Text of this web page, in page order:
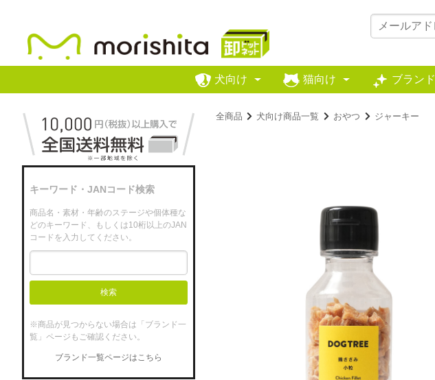
犬向け 猫向け ブランド
全商品 犬向け商品一覧 おやつ ジャーキー
キーワード・JANコード検索
商品名・素材・年齢のステージや個体種な
どのキーワード、もしくは10桁以上のJAN
コードを入力してください。
検索
※商品が見つからない場合は「ブランド一
覧」ページもご確認ください。
ブランド一覧ページはこちら